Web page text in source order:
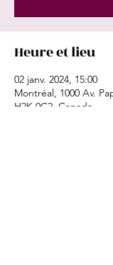
Heure et lieu
02 janv. 2024, 15:00
Montréal, 1000 Av.
H2K 0C2, Canada